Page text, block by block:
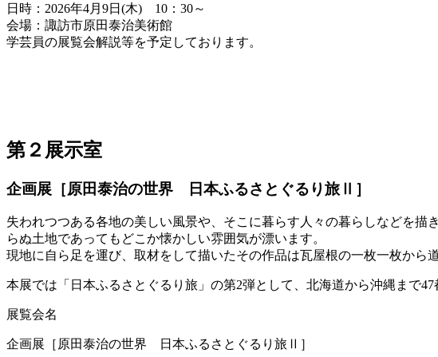
日時：2026年4月9日(木) 10：30～
会場：諏訪市原田泰治美術館
学芸員の展覧会解説等を予定しております。
第２展示室
企画展［原田泰治の世界 日本ふるさとぐるり旅Ⅱ］
失われつつある各地の美しい風景や、そこに暮らす人々の暮らしなどを
らぬ土地であってもどこか懐かしい雰囲気が漂います。
現地に自ら足を運び、取材をして描いたその作品は瓦屋根の一枚一枚から
本展では「日本ふるさとぐるり旅」の第2弾として、北海道から沖縄まで
展覧会名
企画展［原田泰治の世界 日本ふるさとぐるり旅Ⅱ］